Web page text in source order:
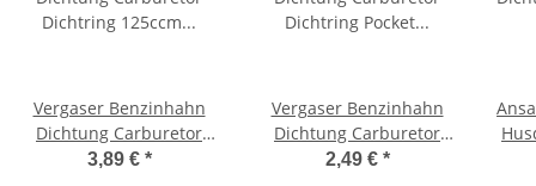
Vergaser Benzinhahn
Dichtung Carburetor
Dichtring 125ccm Pit Dirt
3,89 € *
Vergaser Benzinhahn
Dichtung Carburetor
Dichtring Pocket Bike
2,49 € *